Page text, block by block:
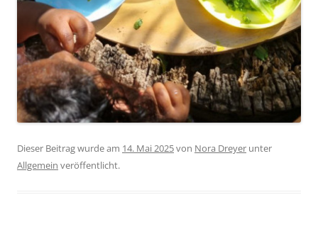
Dieser Beitrag wurde am 14. Mai 2025von Nora Dreyer unter
Allgemein veröffentlicht.